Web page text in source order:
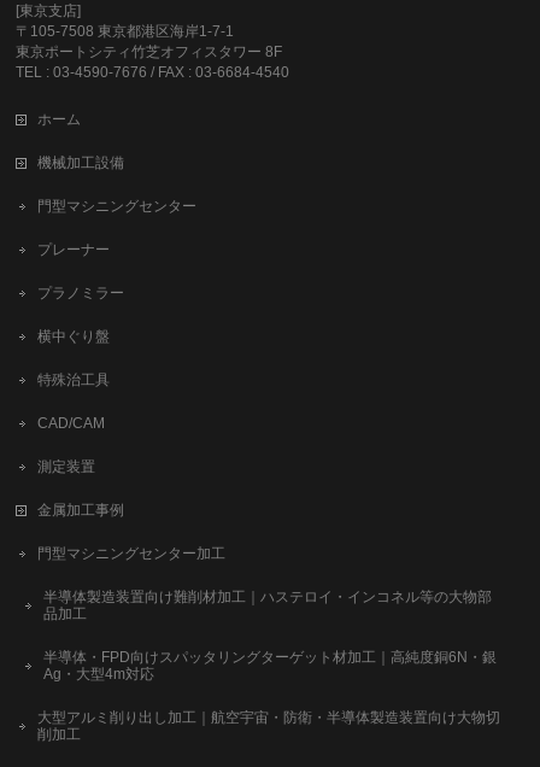
[東京支店]
〒105-7508 東京都港区海岸1-7-1
東京ポートシティ竹芝オフィスタワー 8F
TEL : 03-4590-7676 / FAX : 03-6684-4540
ホーム
機械加工設備
門型マシニングセンター
プレーナー
プラノミラー
横中ぐり盤
特殊治工具
CAD/CAM
測定装置
金属加工事例
門型マシニングセンター加工
半導体製造装置向け難削材加工｜ハステロイ・インコネル等の大物部
品加工
半導体・FPD向けスパッタリングターゲット材加工｜高純度銅6N・銀
Ag・大型4m対応
大型アルミ削り出し加工｜航空宇宙・防衛・半導体製造装置向け大物切
削加工